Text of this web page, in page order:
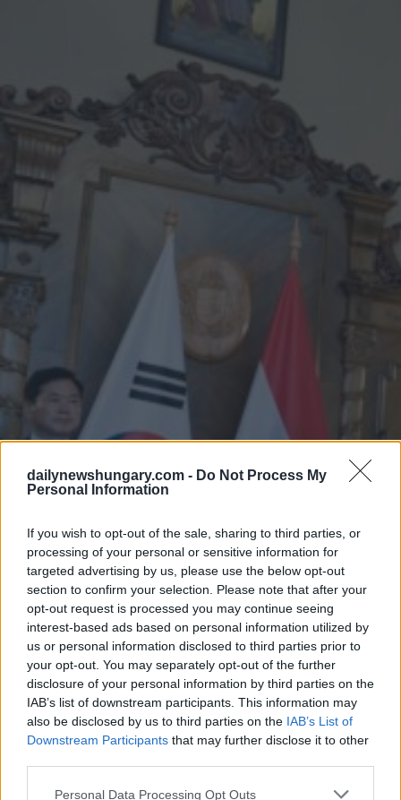
dailynewshungary.com - Do Not Process My
Personal Information
If you wish to opt-out of the sale, sharing to third parties, or
processing of your personal or sensitive information for
targeted advertising by us, please use the below opt-out
section to confirm your selection. Please note that after your
opt-out request is processed you may continue seeing
interest-based ads based on personal information utilized by
us or personal information disclosed to third parties prior to
your opt-out. You may separately opt-out of the further
disclosure of your personal information by third parties on the
IAB’s list of downstream participants. This information may
also be disclosed by us to third parties on the IAB’s List of
Downstream Participants that may further disclose it to other
Please note that this website/app uses one or more Google
Personal Data Processing Opt Outs
Il presidente della Camera
I relatori hanno discusso delle sfide internazionali che
sudcoreane in Ungheria come l’inflazione e gli alti prezzi